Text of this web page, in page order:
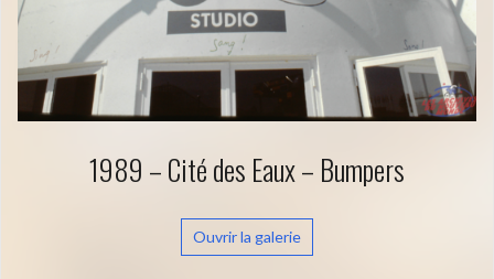
1989 – Cité des Eaux – Bumpers
Ouvrir la galerie